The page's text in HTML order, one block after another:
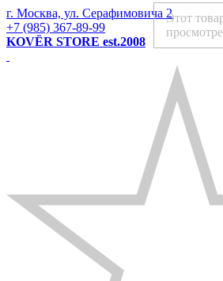
г. Москва, ул. Серафимовича 2
+7 (985) 367-89-99
KOVЁR STORE est.2008
Этот